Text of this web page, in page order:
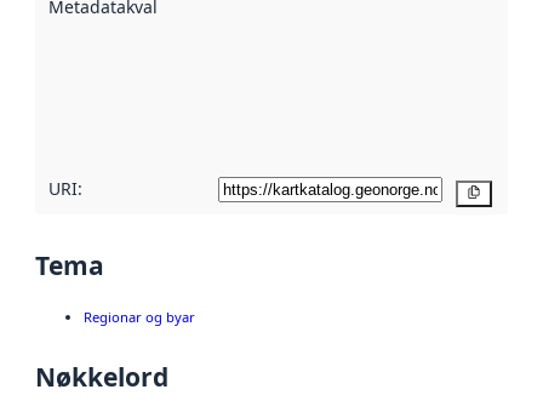
Metadatakvalitet
URI:
Tema
Regionar og byar
Nøkkelord